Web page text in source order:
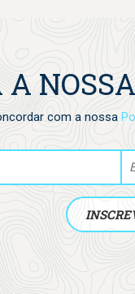
A
com a nossa